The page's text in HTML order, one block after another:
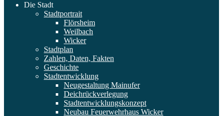
Die Stadt
Stadtportrait
Flörsheim
Weilbach
Wicker
Stadtplan
Zahlen, Daten, Fakten
Geschichte
Stadtentwicklung
Neugestaltung Mainufer
Deichrückverlegung
Stadtentwicklungskonzept
Neubau Feuerwehrhaus Wicker